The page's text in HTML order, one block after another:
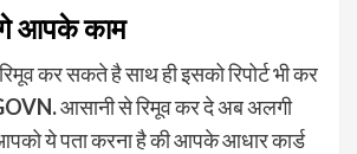
आपके काम
कर सकते है साथ ही इसको रिपोर्ट भी कर
आसानी से रिमूव कर दे अब अलगी
ये पता करना है की आपके आधार कार्ड